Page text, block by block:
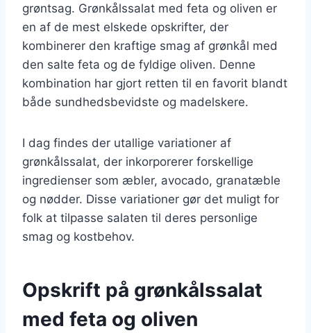
grøntsag. Grønkålssalat med feta og oliven er
en af de mest elskede opskrifter, der
kombinerer den kraftige smag af grønkål med
den salte feta og de fyldige oliven. Denne
kombination har gjort retten til en favorit blandt
både sundhedsbevidste og madelskere.
I dag findes der utallige variationer af
grønkålssalat, der inkorporerer forskellige
ingredienser som æbler, avocado, granatæble
og nødder. Disse variationer gør det muligt for
folk at tilpasse salaten til deres personlige
smag og kostbehov.
Opskrift på grønkålssalat
med feta og oliven